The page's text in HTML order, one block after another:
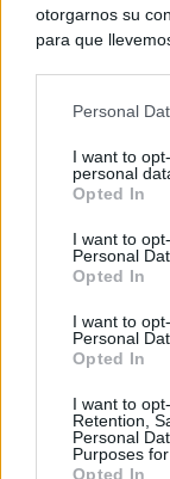
otorgarnos su
para que
negar su
de su
rechazar tal
cualquier
visitando
Personal
I want to
personal
Opted In
I want to
Personal
Opted In
I want to
Personal
Opted In
I want to
Retention,
Personal
Purposes
Opted In